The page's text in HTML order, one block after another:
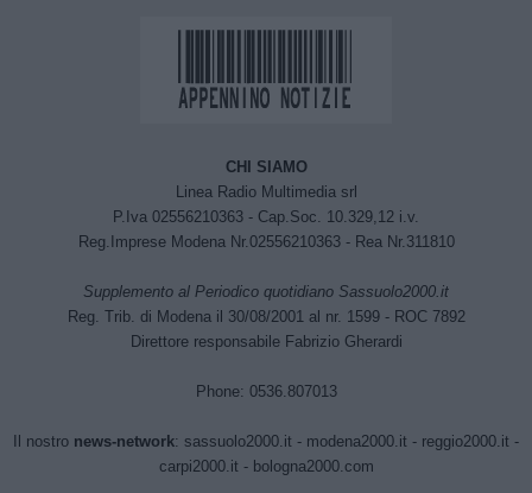
CHI SIAMO
Linea Radio Multimedia srl
P.Iva 02556210363 - Cap.Soc. 10.329,12 i.v.
Reg.Imprese Modena Nr.02556210363 - Rea Nr.311810
Supplemento al Periodico quotidiano Sassuolo2000.it
Reg. Trib. di Modena il 30/08/2001 al nr. 1599 - ROC 7892
Direttore responsabile Fabrizio Gherardi
Phone: 0536.807013
Il nostro news-network: sassuolo2000.it - modena2000.it - reggio2000.it -
carpi2000.it- bologna2000.com